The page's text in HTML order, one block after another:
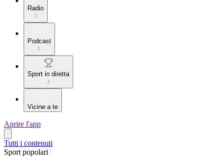
Radio
Podcast
Sport in diretta
Vicine a te
Aprire l'app
Tutti i contenuti
Sport popolari